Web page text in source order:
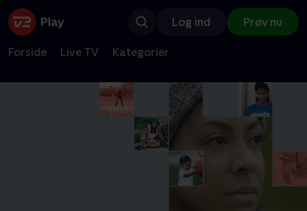
Log ind Prøv nu
Forside Live TV Kategorier